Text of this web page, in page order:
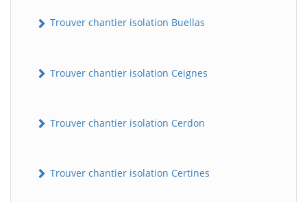
Trouver chantier isolation Buellas
Trouver chantier isolation Ceignes
Trouver chantier isolation Cerdon
Trouver chantier isolation Certines